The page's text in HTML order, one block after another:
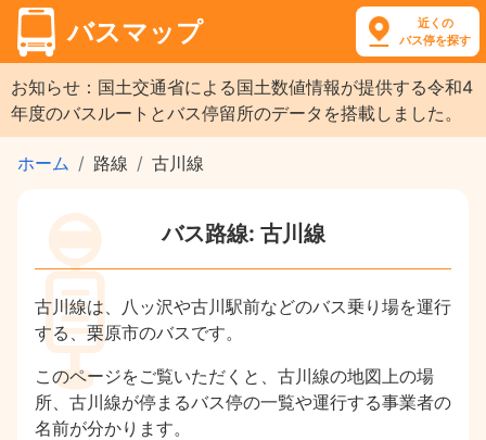
バスマップ
近くの
バス停を探す
お知らせ：国土交通省による国土数値情報が提供する令和4
年度のバスルートとバス停留所のデータを搭載しました。
ホーム 路線 古川線
バス路線: 古川線
古川線は、八ッ沢や古川駅前などのバス乗り場を運行
する、栗原市のバスです。
このページをご覧いただくと、古川線の地図上の場
所、古川線が停まるバス停の一覧や運行する事業者の
名前が分かります。